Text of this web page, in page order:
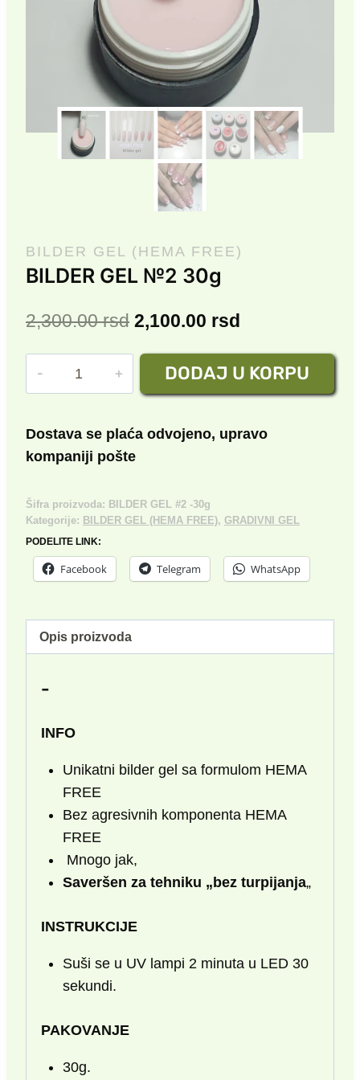
BILDER GEL (HEMA FREE)
BILDER GEL №2 30g
2,300.00rsd Originalna
cena
2,300.00 rsd.
2,100.00 rsd
cena
je:
30g
količina
DODAJ U KORPU
Dostava se plaća odvojeno, upravo
kompaniji pošte
Šifra proizvoda: BILDER GEL #2 -30g
Kategorije: BILDER GEL (HEMA FREE), GRADIVNI GEL
PODELITE LINK:
Facebook Telegram WhatsApp
Opis proizvoda
-
INFO
Unikatni bilder gel sa formulom HEMA
FREE
Bez agresivnih komponenta HEMA
FREE
Mnogo jak,
Saveršen za tehniku „bez turpijanja„
INSTRUKCIJE
Suši se u UV lampi 2 minuta u LED 30
sekundi.
PAKOVANJE
30g.